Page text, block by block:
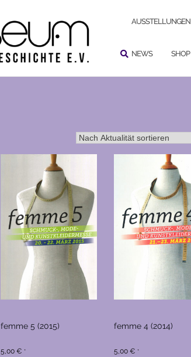
AUSSTELLUNGEN
NEWS SHOP
femme 5 (2015)
5,00 € *
femme 4 (2014)
5,00 € *